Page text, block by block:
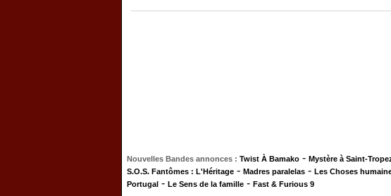
Nouvelles Bandes annonces : Twist À Bamako - Mystère à Saint-
S.O.S. Fantômes : L'Héritage - Madres paralelas - Les Choses
Portugal - Le Sens de la famille - Fast & Furious 9